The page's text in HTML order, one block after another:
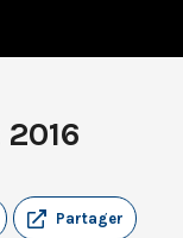
Partager